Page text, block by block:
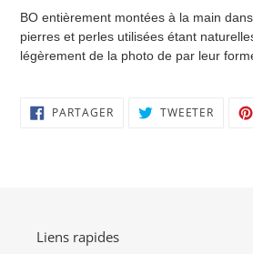
BO entièrement montées à la main
pierres et perles utilisées étant
légèrement de la photo de par leur
PARTAGERPARTAGER
SUR
TWEETER
Liens rapides